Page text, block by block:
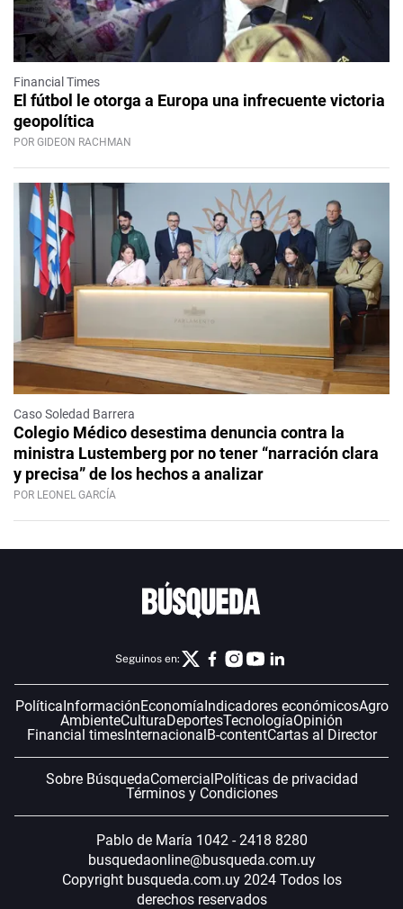
Financial Times
El fútbol le otorga a Europa una infrecuente victoria
geopolítica
POR GIDEON RACHMAN
Caso Soledad Barrera
Colegio Médico desestima denuncia contra la
ministra Lustemberg por no tener “narración clara
y precisa” de los hechos a analizar
POR LEONEL GARCÍA
Seguinos en:
PolíticaInformaciónEconomíaIndicadores económicosAgro
AmbienteCulturaDeportesTecnologíaOpinión
Financial timesInternacionalB-contentCartas al Director
Sobre BúsquedaComercialPolíticas de privacidad
Términos y Condiciones
Pablo de María 1042 - 2418 8280
busquedaonline@busqueda.com.uy
Copyright busqueda.com.uy 2024 Todos los
derechos reservados